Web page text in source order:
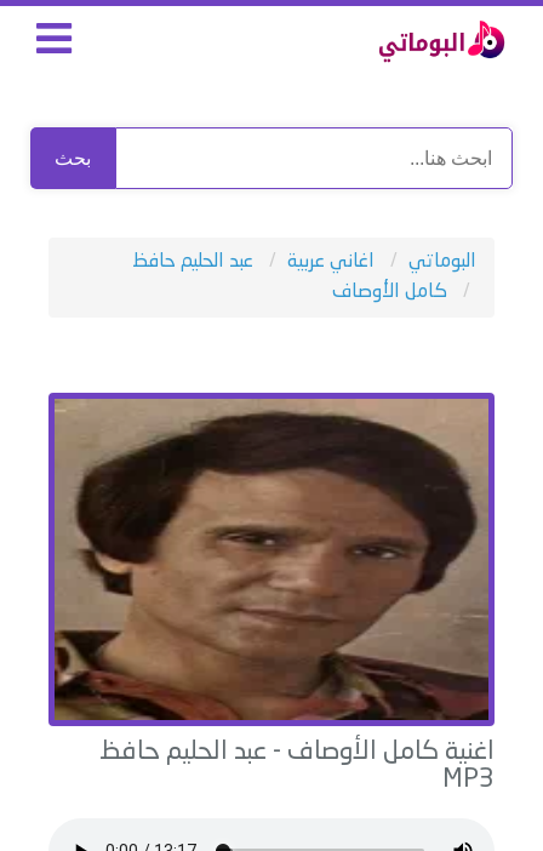
بحث
البوماتي اغاني عربية
عبد الحليم حافظ
كامل الأوصاف
اغنية كامل الأوصاف - عبد الحليم حافظ
MP3